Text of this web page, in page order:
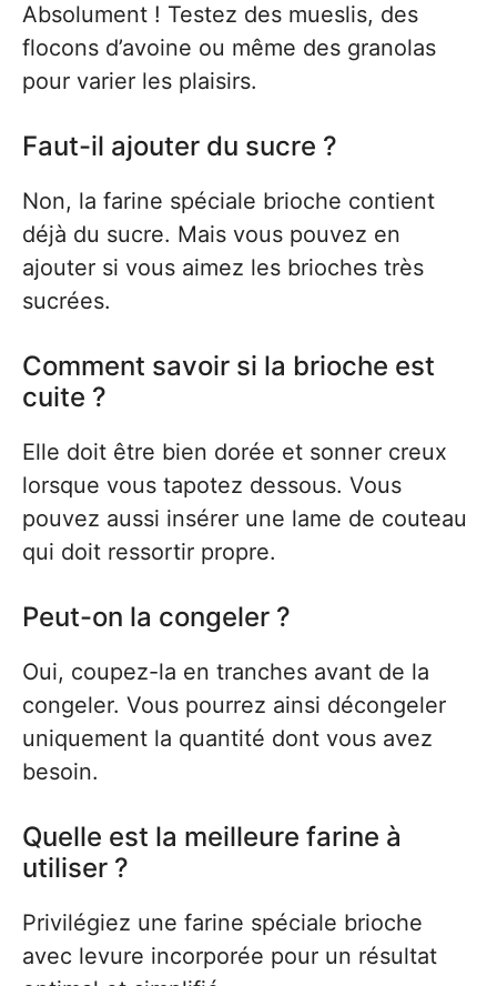
Absolument ! Testez des mueslis, des
flocons d’avoine ou même des granolas
pour varier les plaisirs.
Faut-il ajouter du sucre ?
Non, la farine spéciale brioche contient
déjà du sucre. Mais vous pouvez en
ajouter si vous aimez les brioches très
sucrées.
Comment savoir si la brioche est
cuite ?
Elle doit être bien dorée et sonner creux
lorsque vous tapotez dessous. Vous
pouvez aussi insérer une lame de couteau
qui doit ressortir propre.
Peut-on la congeler ?
Oui, coupez-la en tranches avant de la
congeler. Vous pourrez ainsi décongeler
uniquement la quantité dont vous avez
besoin.
Quelle est la meilleure farine à
utiliser ?
Privilégiez une farine spéciale brioche
avec levure incorporée pour un résultat